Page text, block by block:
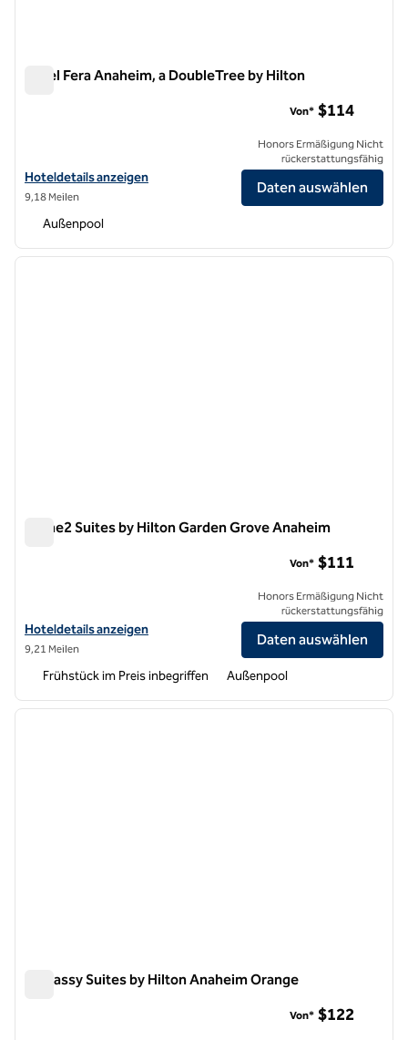
Hotel Fera Anaheim, a DoubleTree by Hilton
Hoteldetails für das Hotel Fera Anaheim anzeigen, a DoubleTree by
Hoteldetails anzeigen
9,18 Meilen
Von* $114
Honors Ermäßigung Nicht
rückerstattungsfähig
Daten auswählen
Außenpool
1 von 12
Home2 Suites by Hilton Garden Grove Anaheim
Hoteldetails für Home2 Suites by Hilton Garden Grove Anaheim
Hoteldetails anzeigen
9,21 Meilen
Von* $111
Honors Ermäßigung Nicht
rückerstattungsfähig
Daten auswählen
Frühstück im Preis inbegriffen Außenpool
1 von 12
Embassy Suites by Hilton Anaheim Orange
Von* $122